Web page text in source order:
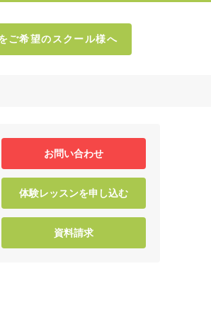
ご希望のスクール様へ
お問い合わせ
体験レッスンを申し込む
資料請求